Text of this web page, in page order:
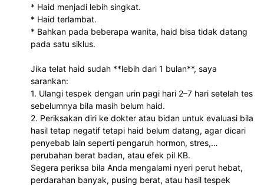
* Haid menjadi lebih singkat.
* Haid terlambat.
* Bahkan pada beberapa wanita, haid bisa tidak datang
pada satu siklus.
Jika telat haid sudah **lebih dari 1 bulan**, saya
sarankan:
1. Ulangi tespek dengan urin pagi hari 2–7 hari setelah tes
sebelumnya bila masih belum haid.
2. Periksakan diri ke dokter atau bidan untuk evaluasi bila
hasil tetap negatif tetapi haid belum datang, agar dicari
penyebab lain seperti pengaruh hormon, stres,
perubahan berat badan, atau efek pil KB.
Segera periksa bila Anda mengalami nyeri perut hebat,
perdarahan banyak, pusing berat, atau hasil tespek